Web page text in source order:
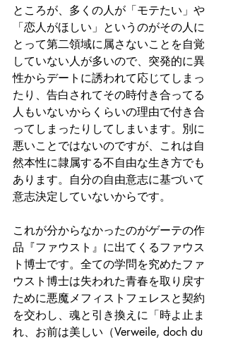
ところが、多くの人が「モテたい」や
「恋人がほしい」というのがその人に
とって第二領域に属さないことを自覚
していない人が多いので、突発的に異
性からデートに誘われて応じてしまっ
たり、告白されてその時付き合ってる
人もいないからくらいの理由で付き合
ってしまったりしてしまいます。別に
悪いことではないのですが、これは自
然本性に隷属する不自由な生き方でも
あります。自分の自由意志に基づいて
意志決定していないからです。
これが分からなかったのがゲーテの作
品『ファウスト』に出てくるファウス
ト博士です。全ての学問を究めたファ
ウスト博士は失われた青春を取り戻す
ために悪魔メフィストフェレスと契約
を交わし、魂と引き換えに「時よ止ま
れ、お前は美しい（Verweile, doch du